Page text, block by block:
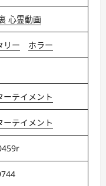
心霊動画
リー ホラー
ーテイメント
ーテイメント